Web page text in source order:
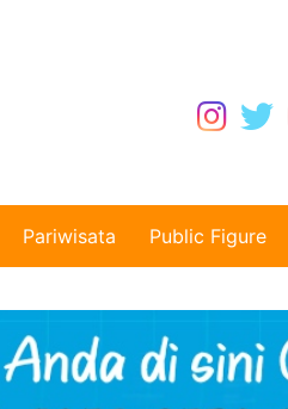
Pariwisata Public Figure